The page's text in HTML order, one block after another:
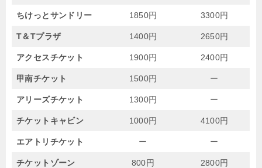
ちけっとサンドリー 1850円 3300円
T＆Tプラザ 1400円 2650円
アクセスチケット 1900円 2400円
甲南チケット 1500円 ー
アリーズチケット 1300円 ー
チケットキャビン 1000円 4100円
エアトリチケット ー ー
チケットゾーン 800円 2800円